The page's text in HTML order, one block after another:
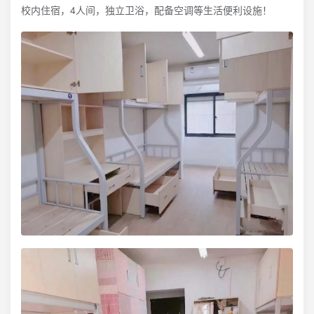
校内住宿，4人间，独立卫浴，配备空调等生活便利设施！